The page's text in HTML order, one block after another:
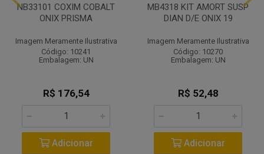
NB33101 COXIM COBALT
ONIX PRISMA
Imagem Meramente Ilustrativa
Código: 10241
Embalagem: UN
R$ 176,54
Adicionar
MB4318 KIT AMORT SUSP
DIAN D/E ONIX 19
Imagem Meramente Ilustrativa
Código: 10270
Embalagem: UN
R$ 52,48
Adicionar